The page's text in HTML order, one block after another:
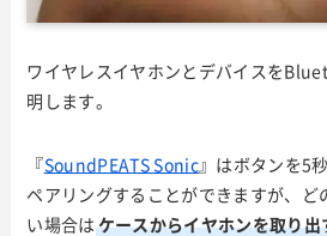
ワイヤレスイヤホンとデバイスを
明します。
『SoundPEATS Sonic』はボタンを5
ペアリングすることができますが、ど
い場合はケースからイヤホンを取り